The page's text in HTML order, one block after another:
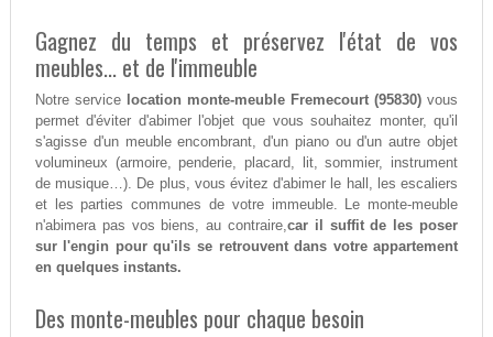
Gagnez du temps et préservez l'état de vos
meubles... et de l'immeuble
Notre service location monte-meuble Fremecourt (95830) vous
permet d'éviter d'abimer l'objet que vous souhaitez monter, qu'il
s'agisse d'un meuble encombrant, d'un piano ou d'un autre objet
volumineux (armoire, penderie, placard, lit, sommier, instrument
de musique…). De plus, vous évitez d'abimer le hall, les escaliers
et les parties communes de votre immeuble. Le monte-meuble
n'abimera pas vos biens, au contraire,car il suffit de les poser
sur l'engin pour qu'ils se retrouvent dans votre appartement
en quelques instants.
Des monte-meubles pour chaque besoin